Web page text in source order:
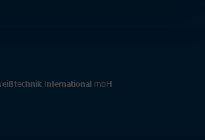
International mbH